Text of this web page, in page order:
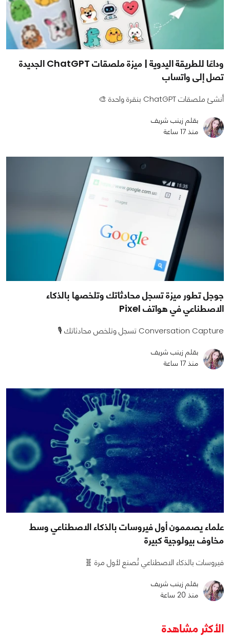
وداعًا للطريقة اليدوية | ميزة ملصقات ChatGPT الجديدة
تصل إلى واتساب
أنشئ ملصقات ChatGPT بنقرة واحدة 🎨
بقلم زينب شريف
منذ 17 ساعة
جوجل تطور ميزة تسجل محادثاتك وتلخصها بالذكاء
الاصطناعي في هواتف Pixel
Conversation Capture تسجل وتلخص محادثاتك 🎙️
بقلم زينب شريف
منذ 17 ساعة
علماء يصممون أول فيروسات بالذكاء الاصطناعي وسط
مخاوف بيولوجية كبيرة
فيروسات بالذكاء الاصطناعي تُصنع لأول مرة 🧬
بقلم زينب شريف
منذ 20 ساعة
الأكثر مشاهدة